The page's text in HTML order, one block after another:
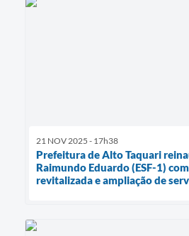
21 NOV 2025 - 17h38
Prefeitura de Alto Taquari
Raimundo Eduardo (ESF-1)
revitalizada e ampliação de